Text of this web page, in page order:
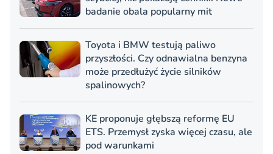
badanie obala popularny mit
Toyota i BMW testują paliwo
przyszłości. Czy odnawialna benzyna
może przedłużyć życie silników
spalinowych?
KE proponuje głębszą reformę EU
ETS. Przemysł zyska więcej czasu, ale
pod warunkami